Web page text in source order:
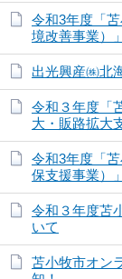
令和3年度「
境改善事業）
出光興産㈱北
令和３年度「
大・販路拡大
令和3年度「
保支援事業）
令和３年度苫
いて
苫小牧市オン